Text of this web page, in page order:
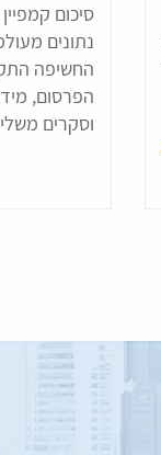
סיכום
נתונים
החשיפה
הפרסום,
וסקרים